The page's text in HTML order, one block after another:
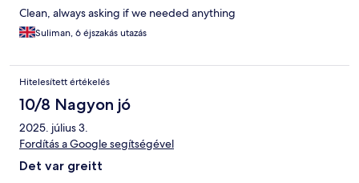
Clean, always asking if we needed anything
Suliman, 6 éjszakás utazás
Hitelesített értékelés
10/8 Nagyon jó
2025. július 3.
Fordítás a Google segítségével
Det var greitt